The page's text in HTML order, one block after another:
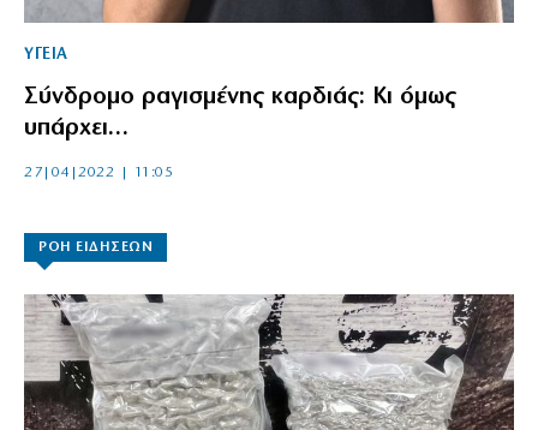
ΥΓΕΙΑ
Σύνδρομο ραγισμένης καρδιάς: Κι όμως
υπάρχει…
27|04|2022 | 11:05
ΡΟΗ ΕΙΔΗΣΕΩΝ